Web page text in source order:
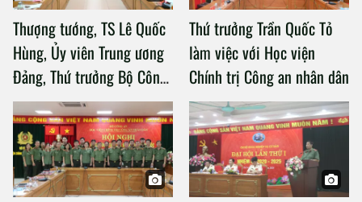
Thượng tướng, TS Lê Quốc
Hùng, Ủy viên Trung ương
Đảng, Thứ trưởng Bộ Công
an làm việc với Học viện
Chính trị Công an nhân dân
Thứ trưởng Trần Quốc Tỏ
làm việc với Học viện
Chính trị Công an nhân dân